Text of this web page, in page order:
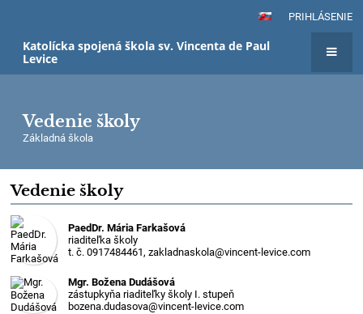
PRIHLÁSENIE
Katolícka spojená škola sv. Vincenta de Paul
Levice
Vedenie školy
Základná škola
Vedenie školy
PaedDr. Mária Farkašová
riaditeľka školy
t. č. 0917484461, zakladnaskola@vincent-levice.com
Mgr. Božena Dudášová
zástupkyňa riaditeľky školy I. stupeň
bozena.dudasova@vincent-levice.com